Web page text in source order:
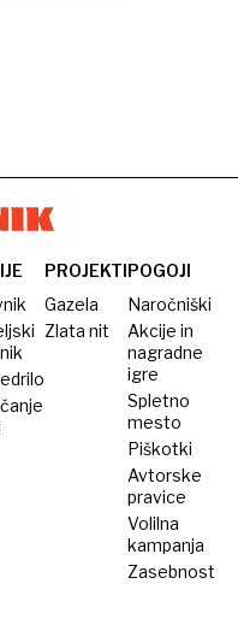
PROJEKTI
Gazela
Zlata nit
POGOJI
Naročniški
Akcije in
nagradne
igre
Spletno
mesto
Piškotki
Avtorske
pravice
Volilna
kampanja
Zasebnost